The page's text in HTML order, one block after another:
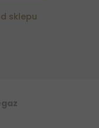
sklepu